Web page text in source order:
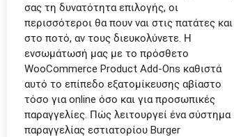
σας τη δυνατότητα επιλογής, οι
περισσότεροι θα πουν ναι στις πατάτες και
στο ποτό, αν τους διευκολύνετε. Η
ενσωμάτωσή μας με το πρόσθετο
WooCommerce Product Add-Ons καθιστά
αυτό το επίπεδο εξατομίκευσης αβίαστο
τόσο για online όσο και για προσωπικές
παραγγελίες. Πώς λειτουργεί ένα σύστημα
παραγγελίας εστιατορίου Burger